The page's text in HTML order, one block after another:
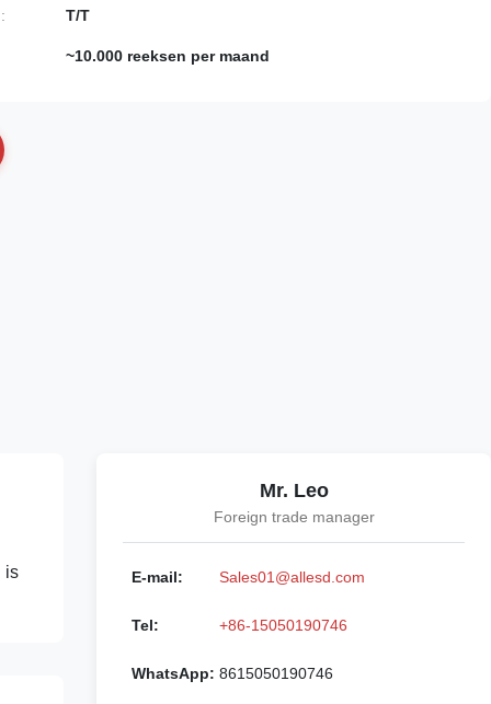
T/T
~10.000 reeksen per maand
is
Mr. Leo
Foreign trade manager
E-mail: Sales01@allesd.com
Tel: +86-15050190746
WhatsApp: 8615050190746